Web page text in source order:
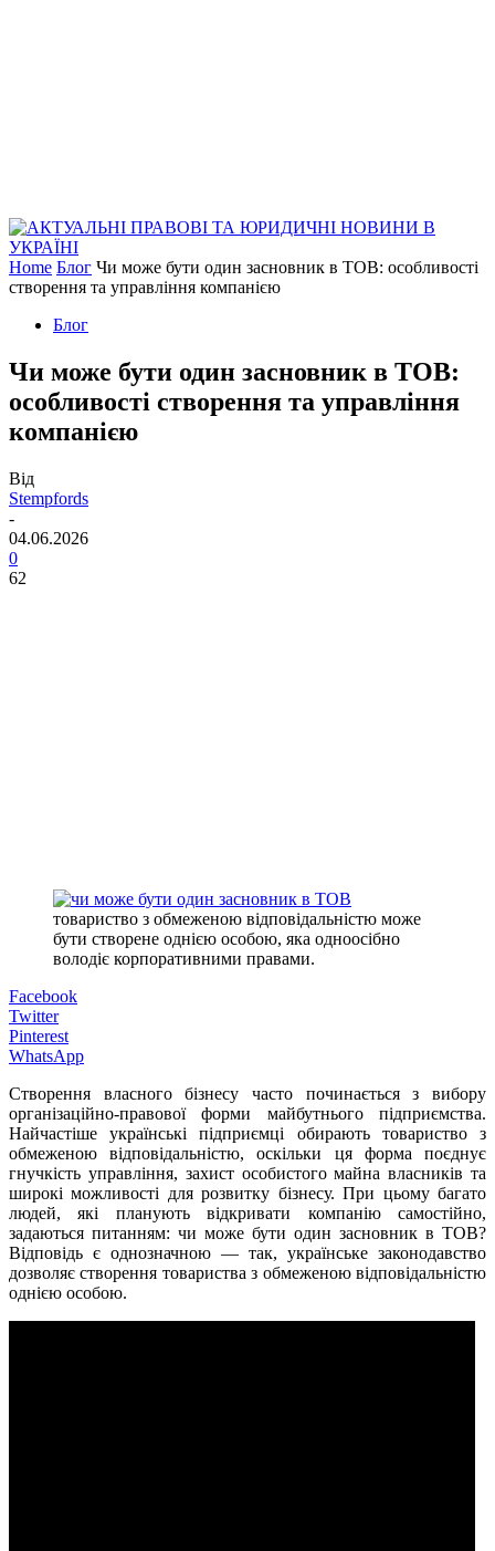
Home Блог Чи може бути один засновник в ТОВ: особливості
створення та управління компанією
Блог
Чи може бути один засновник в ТОВ:
особливості створення та управління
компанією
Від
Stempfords
-
04.06.2026
0
62
товариство з обмеженою відповідальністю може
бути створене однією особою, яка одноосібно
володіє корпоративними правами.
Facebook
Twitter
Pinterest
WhatsApp
Створення власного бізнесу часто починається з вибору
організаційно-правової форми майбутнього підприємства.
Найчастіше українські підприємці обирають товариство з
обмеженою відповідальністю, оскільки ця форма поєднує
гнучкість управління, захист особистого майна власників та
широкі можливості для розвитку бізнесу. При цьому багато
людей, які планують відкривати компанію самостійно,
задаються питанням: чи може бути один засновник в ТОВ?
Відповідь є однозначною — так, українське законодавство
дозволяє створення товариства з обмеженою відповідальністю
однією особою.